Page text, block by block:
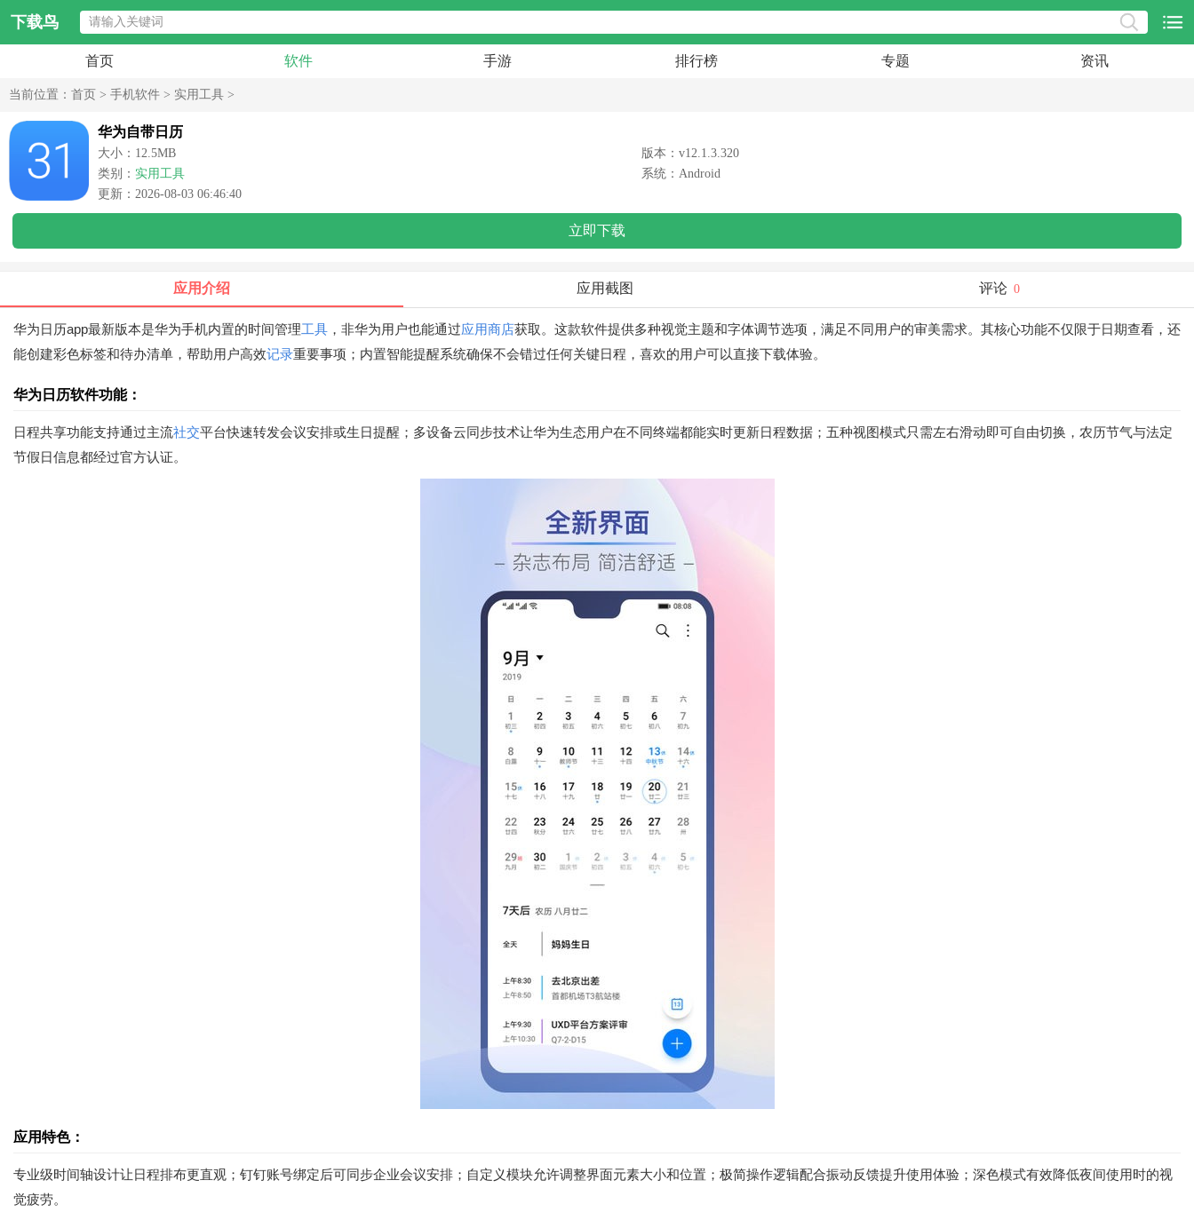
下载鸟
首页 软件 手游 排行榜 专题 资讯
当前位置： 首页 > 手机软件 > 实用工具 >
华为自带日历
大小：12.5MB
版本：v12.1.3.320
类别： 实用工具
系统：Android
更新：2026-08-03 06:46:40
立即下载
应用介绍 应用截图 评论 0
华为日历app最新版本是华为手机内置的时间管理工具 ，非华为用户也能通过应用商店获取。这款软件提供多种视觉主题和字体调节选项，满足不同用户的审美需求。其核心功能不仅限于日期查看，还
能创建彩色标签和待办清单，帮助用户高效记录重要事项；内置智能提醒系统确保不会错过任何关键日程，喜欢的用户可以直接下载体验。
华为日历软件功能：
日程共享功能支持通过主流社交平台快速转发会议安排或生日提醒；多设备云同步技术让华为生态用户在不同终端都能实时更新日程数据；五种视图模式只需左右滑动即可自由切换，农历节气与法定
节假日信息都经过官方认证。
应用特色：
专业级时间轴设计让日程排布更直观；钉钉账号绑定后可同步企业会议安排；自定义模块允许调整界面元素大小和位置；极简操作逻辑配合振动反馈提升使用体验；深色模式有效降低夜间使用时的视
觉疲劳。